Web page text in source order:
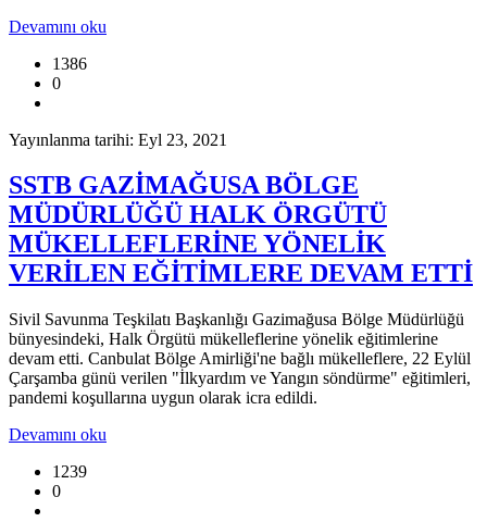
Devamını oku
1386
0
Yayınlanma tarihi: Eyl 23, 2021
SSTB GAZİMAĞUSA BÖLGE
MÜDÜRLÜĞÜ HALK ÖRGÜTÜ
MÜKELLEFLERİNE YÖNELİK
VERİLEN EĞİTİMLERE DEVAM ETTİ
Sivil Savunma Teşkilatı Başkanlığı Gazimağusa Bölge Müdürlüğü
bünyesindeki, Halk Örgütü mükelleflerine yönelik eğitimlerine
devam etti. Canbulat Bölge Amirliği'ne bağlı mükelleflere, 22 Eylül
Çarşamba günü verilen "İlkyardım ve Yangın söndürme" eğitimleri,
pandemi koşullarına uygun olarak icra edildi.
Devamını oku
1239
0